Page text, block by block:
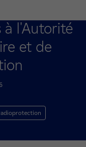
à l'Autorité
et de